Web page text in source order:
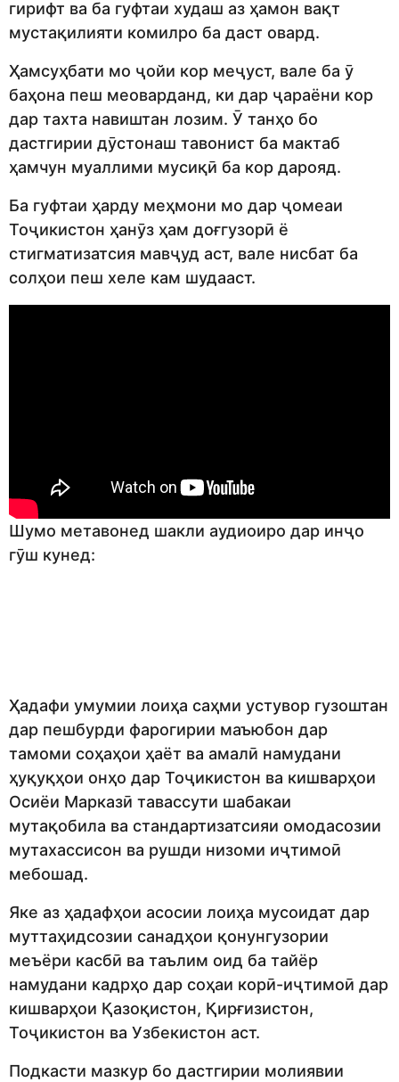
гирифт ва ба гуфтаи худаш аз ҳамон вақт
мустақилияти комилро ба даст овард.
Ҳамсуҳбати мо ҷойи кор меҷуст, вале ба ӯ
баҳона пеш меоварданд, ки дар ҷараёни кор
дар тахта навиштан лозим. Ӯ танҳо бо
дастгирии дӯстонаш тавонист ба мактаб
ҳамчун муаллими мусиқӣ ба кор дарояд.
Ба гуфтаи ҳарду меҳмони мо дар ҷомеаи
Тоҷикистон ҳанӯз ҳам доғгузорӣ ё
стигматизатсия мавҷуд аст, вале нисбат ба
солҳои пеш хеле кам шудааст.
Шумо метавонед шакли аудиоиро дар инҷо
гӯш кунед:
Ҳадафи умумии лоиҳа саҳми устувор гузоштан
дар пешбурди фарогирии маъюбон дар
тамоми соҳаҳои ҳаёт ва амалӣ намудани
ҳуқуқҳои онҳо дар Тоҷикистон ва кишварҳои
Осиёи Марказӣ тавассути шабакаи
мутақобила ва стандартизатсияи омодасозии
мутахассисон ва рушди низоми иҷтимоӣ
мебошад.
Яке аз ҳадафҳои асосии лоиҳа мусоидат дар
муттаҳидсозии санадҳои қонунгузории
меъёри касбӣ ва таълим оид ба тайёр
намудани кадрҳо дар соҳаи корӣ-иҷтимоӣ дар
кишварҳои Қазоқистон, Қирғизистон,
Тоҷикистон ва Узбекистон аст.
Подкасти мазкур бо дастгирии молиявии